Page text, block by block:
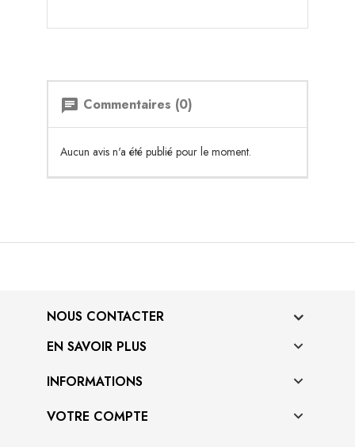
chat Commentaires (0)
Aucun avis n'a été publié pour le moment.
NOUS CONTACTER
EN SAVOIR PLUS

INFORMATIONS

VOTRE COMPTE
